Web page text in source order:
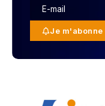
Je m'abonne